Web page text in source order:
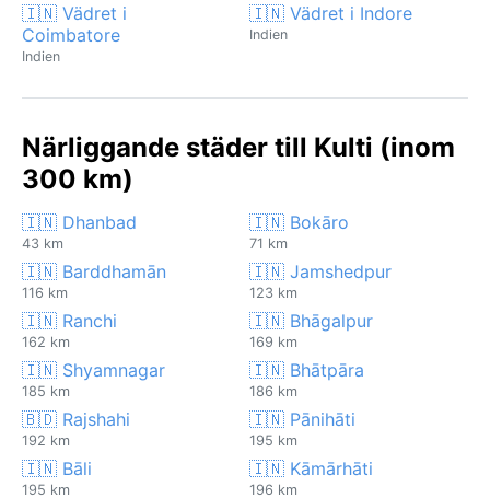
🇮🇳 Vädret i
Coimbatore
Indien
🇮🇳 Vädret i Indore
Indien
Närliggande städer till Kulti (inom
300 km)
🇮🇳 Dhanbad
43 km
🇮🇳 Bokāro
71 km
🇮🇳 Barddhamān
116 km
🇮🇳 Jamshedpur
123 km
🇮🇳 Ranchi
162 km
🇮🇳 Bhāgalpur
169 km
🇮🇳 Shyamnagar
185 km
🇮🇳 Bhātpāra
186 km
🇧🇩 Rajshahi
192 km
🇮🇳 Pānihāti
195 km
🇮🇳 Bāli
195 km
🇮🇳 Kāmārhāti
196 km